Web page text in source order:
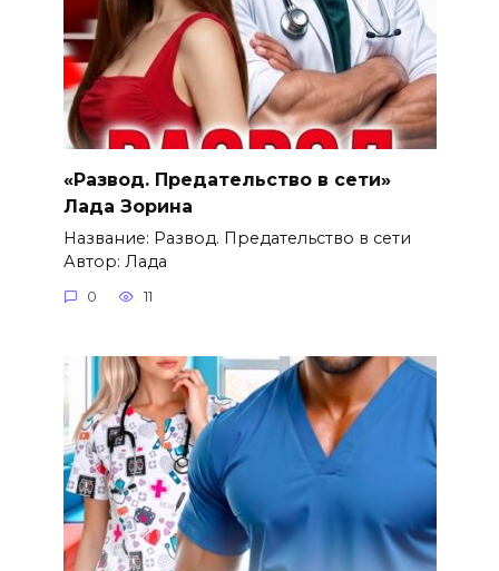
«Развод. Предательство в сети»
Лада Зорина
Название: Развод. Предательство в сети
Автор: Лада
0 11